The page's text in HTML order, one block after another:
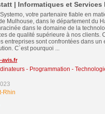
| Informatiques et Services
votre partenaire fiable en
Mulhouse, dans le département du
dans le domaine de la
de qualité supérieure à nos clients.
entreprises sont confrontées dans
C´est pourquoi ...
avis.fr
- Programmation -
Rhin